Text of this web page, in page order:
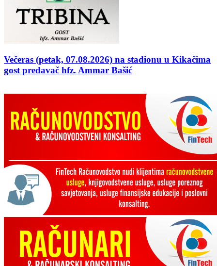
Večeras (petak, 07.08.2026) na stadionu u Kikačima
gost predavač hfz. Ammar Bašić